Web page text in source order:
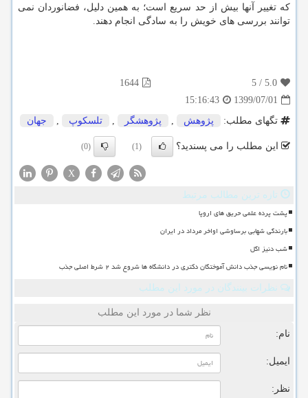
که تغییر آنها بیش از حد سریع است؛ به همین دلیل، فضانوردان نمی
توانند بررسی های خویش را به سادگی انجام دهند.
5.0
/
5
1644
1399/07/01
15:16:43
تگهای مطلب:
پژوهش , پژوهشگر , تلسكوپ , جهان
این مطلب را می پسندید؟ (1)
(0)
X
تازه ترین مطالب مرتبط
پشت پرده علمی حریق های اروپا
بارندگی شهابی برساوشی اواخر مرداد در ایران
شب دنیز اگل
نام نویسی جذب دانش آموختگان دکتری در دانشگاه ها شروع شد ۲ شرط اصلی جذب
نظرات بینندگان در مورد این مطلب
نظر شما در مورد این مطلب
نام:
ایمیل:
نظر: